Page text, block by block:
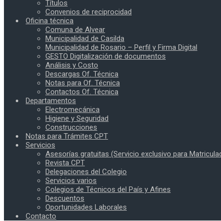
Títulos
Convenios de reciprocidad
Oficina técnica
Comuna de Alvear
Municipalidad de Casilda
Municipalidad de Rosario – Perfil y Firma Digital
GESTO Digitalización de documentos
Análisis y Costo
Descargas Of. Técnica
Notas para Of. Técnica
Contactos Of. Técnica
Departamentos
Electromecánica
Higiene y Seguridad
Construcciones
Notas para Trámites CPT
Servicios
Asesorías gratuitas (Servicio exclusivo para
Revista CPT
Delegaciones del Colegio
Servicios varios
Colegios de Técnicos del País y Afines
Descuentos
Oportunidades Laborales
Contacto